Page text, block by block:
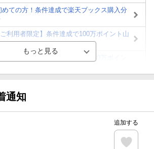
めての方！条件達成で楽天ブックス購入分
ご利用者限定】条件達成で100万ポイント山
介キャンペーンの拡散で300円OFFクーポン
通知
追加する